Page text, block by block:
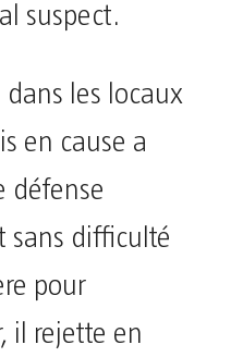
suspect.
les locaux
en cause a
défense
sans difficulté
pour
il rejette en